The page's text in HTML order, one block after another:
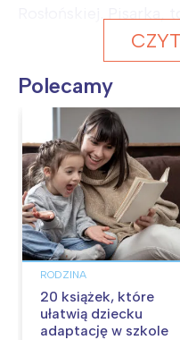
Polecamy
RODZINA
20 książek, które
ułatwią dziecku
adaptację w szkole